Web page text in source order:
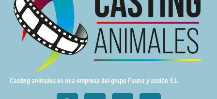
Casting animales es una empresa del grupo Fauna y acción S.L.